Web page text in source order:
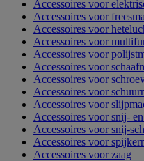
Accessoires voor
Accessoires voor
Accessoires voor
Accessoires voor
Accessoires voor
Accessoires voor
Accessoires voor
Accessoires voor
Accessoires voor
Accessoires voor snij-
Accessoires voor snij-
Accessoires voor
Accessoires voor zaag